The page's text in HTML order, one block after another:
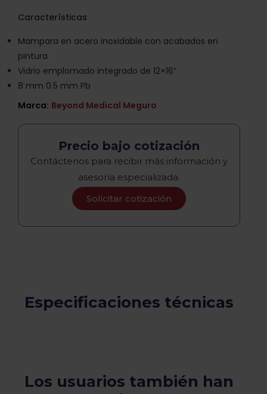
Características
Mampara en acero inoxidable con acabados en
pintura
Vidrio emplomado integrado de 12×16“
8 mm 0.5 mm Pb
Marca: Beyond Medical Meguro
Precio bajo cotización
Contáctenos para recibir más información y
asesoría especializada.
Solicitar cotización
Especificaciones técnicas
Los usuarios también han